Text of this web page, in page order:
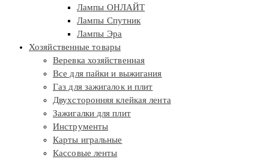
Лампы ОНЛАЙТ
Лампы Спутник
Лампы Эра
Хозяйственные товары
Веревка хозяйственная
Все для пайки и выжигания
Газ для зажигалок и плит
Двухсторонняя клейкая лента
Зажигалки для плит
Инструменты
Карты игральные
Кассовые ленты